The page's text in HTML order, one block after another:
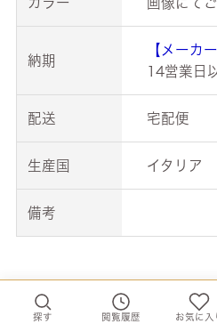
納期
【メーカ
14営業日
配送 宅配便
生産国 イタリア
備考
この商品を見た方はこん
探す 閲覧履歴 お気に入